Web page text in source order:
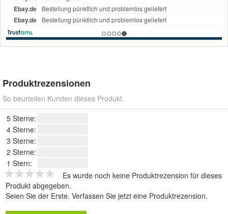
Produktrezensionen
So beurteilen Kunden dieses Produkt.
5 Sterne:
4 Sterne:
3 Sterne:
2 Sterne:
1 Stern:
Es wurde noch keine Produktrezension für dieses
Produkt abgegeben.
Seien Sie der Erste. Verfassen Sie jetzt eine Produktrezension.